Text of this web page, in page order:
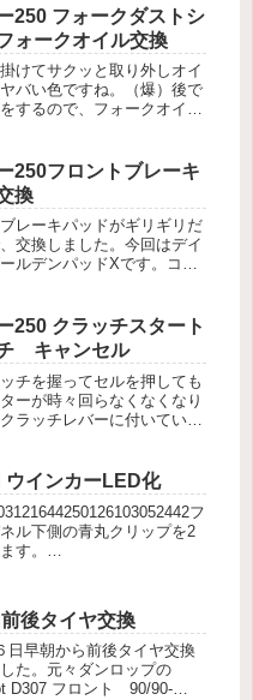
。ブレーキは安全に関わる
、皆様ケチらず、...
250 フォークダストシ
ォークオイル交換
けてサクッと取り外しオイ
バい色ですね。（爆）後で
するので、フォークオイル
清掃をしつつしばらく静置
部部品も洗浄乾燥2時間程
250フロントブレーキ
換
レーキパッドがギリギリだ
交換しました。今回はデイ
ルデンパッドXです。コレ
作動させてしまいました。
ですね。
250 クラッチスタート
キャンセル
チを握ってセルを押しても
ーが時々回らなくなくなり
ラッチレバーに付いている
コイツのオス端子2本で直
を作り、そのままだと、車
ウインカーLED化
フ
ル下側の青丸クリップを2
す。
。250126101714...
後タイヤ交換
日早朝から前後タイヤ交換
た。元々ダンロップの
D307 フロント 90/90-